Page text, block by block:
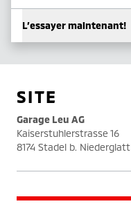
L’essayer maintenant!
SITE
Garage Leu AG
Kaiserstuhlerstrasse 16
8174 Stadel b. Niederglatt